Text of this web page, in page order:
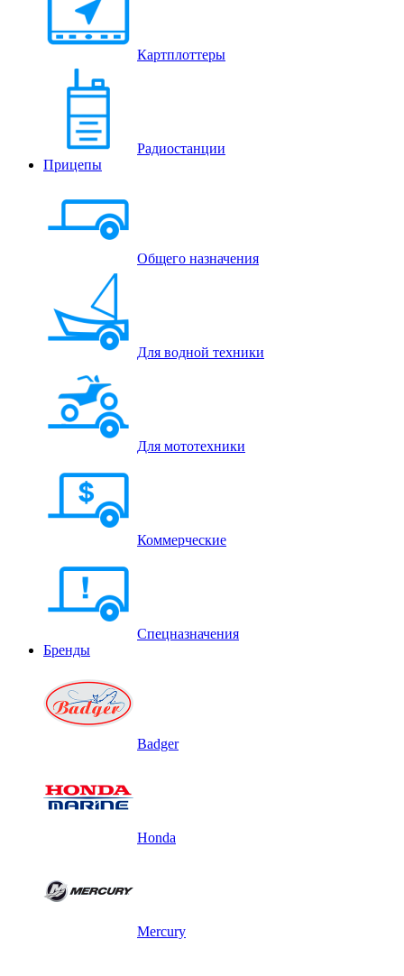
Картплоттеры
Радиостанции
Прицепы
Общего назначения
Для водной техники
Для мототехники
Коммерческие
Спецназначения
Бренды
Badger
Honda
Mercury